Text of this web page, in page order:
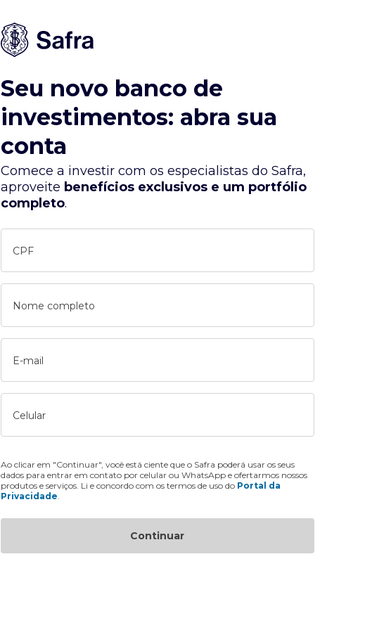
Seu novo banco de
investimentos: abra sua
conta
Comece a investir com os especialistas do Safra,
aproveite benefícios exclusivos e um portfólio
completo.
CPF
Nome completo
E-mail
Celular
Ao clicar em "Continuar", você está ciente que o Safra poderá usar os seus
dados para entrar em contato por celular ou WhatsApp e ofertarmos nossos
produtos e serviços. Li e concordo com os termos de uso do Portal da
Privacidade
Continuar